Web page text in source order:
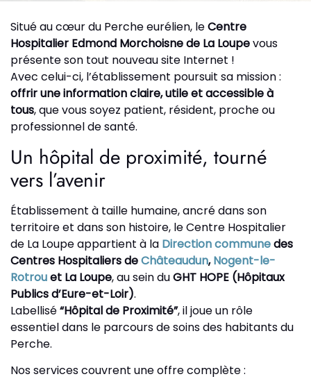
Situé au cœur du Perche eurélien, leCentre
Hospitalier Edmond Morchoisne de La Loupevous
présente son tout nouveau site Internet !
Avec celui-ci, l’établissement poursuit sa mission :
offrir une information claire, utile et accessible à
tous, que vous soyez patient, résident, proche ou
professionnel de santé.
Un hôpital de proximité, tourné
vers l’avenir
Établissement à taille humaine, ancré dans son
territoire et dans son histoire, le Centre Hospitalier
de La Loupe appartient à la Direction communedes
Centres Hospitaliers deChâteaudun,Nogent-le-
Rotrouet La Loupe, au sein duGHT HOPE (Hôpitaux
Publics d’Eure-et-Loir).
Labellisé“Hôpital de Proximité”, il joue un rôle
essentiel dans le parcours de soins des habitants du
Perche.
Nos services couvrent une offre complète :